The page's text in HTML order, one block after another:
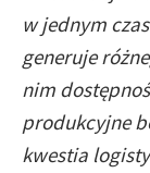
w jednym
generuje
nim
produkcyjne
kwestia